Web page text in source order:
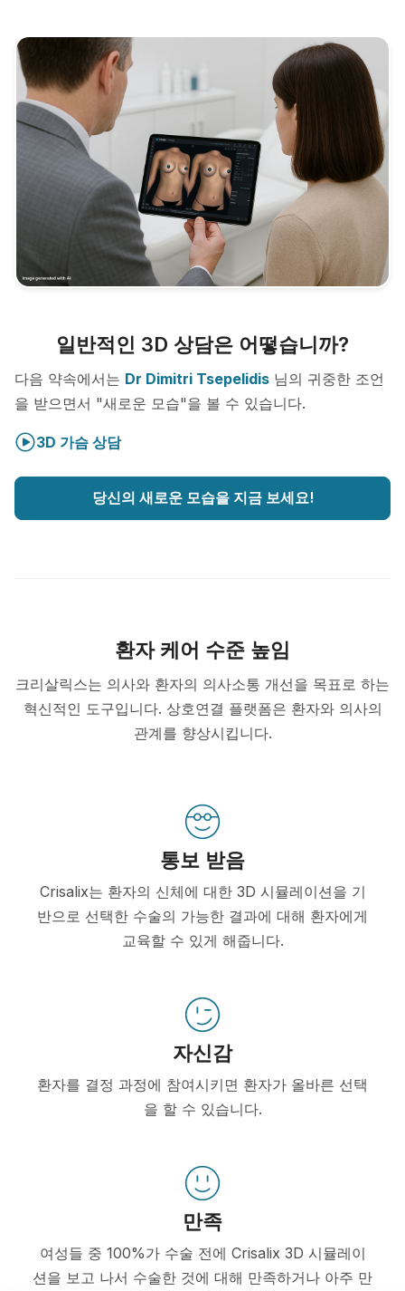
일반적인 3D 상담은 어떻습니까?
다음 약속에서는 Dr Dimitri Tsepelidis 님의 귀중한 조언
을 받으면서 "새로운 모습"을 볼 수 있습니다.
3D 가슴 상담
당신의 새로운 모습을 지금 보세요!
환자 케어 수준 높임
크리살릭스는 의사와 환자의 의사소통 개선을 목표로 하는
혁신적인 도구입니다. 상호연결 플랫폼은 환자와 의사의
관계를 향상시킵니다.
통보 받음
Crisalix는 환자의 신체에 대한 3D 시뮬레이션을 기
반으로 선택한 수술의 가능한 결과에 대해 환자에게
교육할 수 있게 해줍니다.
자신감
환자를 결정 과정에 참여시키면 환자가 올바른 선택
을 할 수 있습니다.
만족
여성들 중 100%가 수술 전에 Crisalix 3D 시뮬레이
션을 보고 나서 수술한 것에 대해 만족하거나 아주 만